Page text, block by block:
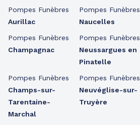
Pompes Funèbres
Aurillac
Pompes Funèbres
Champagnac
Pompes Funèbres
Champs-sur-
Tarentaine-
Marchal
Pompes Funèbres
Naucelles
Pompes Funèbres
Neussargues en
Pinatelle
Pompes Funèbres
Neuvéglise-sur-
Truyère